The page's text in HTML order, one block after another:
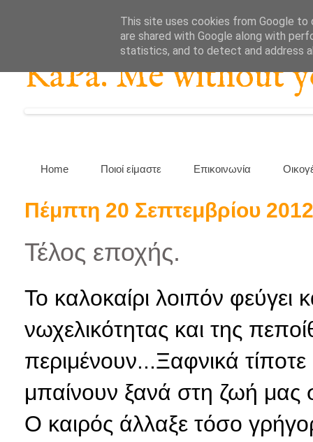
KaPa. Me without
Home Ποιοί είμαστε Επικοινωνία
Πέμπτη 20 Σεπτεμβρίου 2012
Τέλος εποχής.
Το καλοκαίρι λοιπόν φεύγει
νωχελικότητας και της
περιμένουν...Ξαφνικά
μπαίνουν ξανά στη ζωή μας
Ο καιρός άλλαξε τόσο
This site uses cookies from Google to
are shared with Google along with
statistics, and to detect and address